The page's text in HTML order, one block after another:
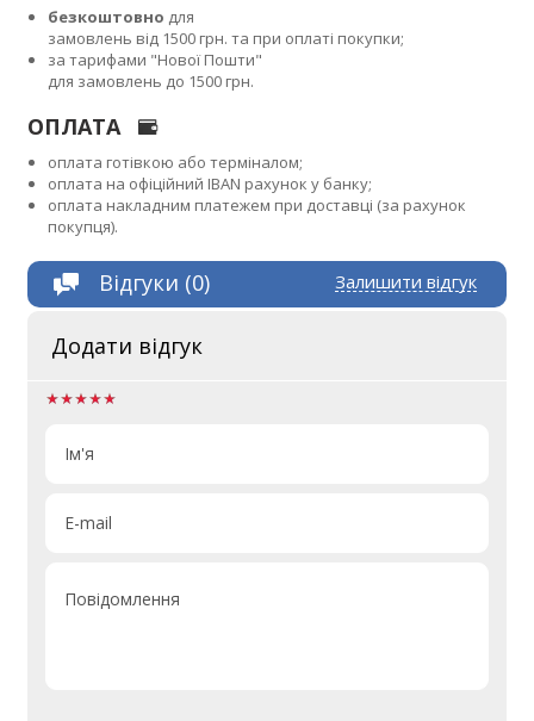
безкоштовно для
замовлень від 1500 грн. та при оплаті покупки;
за тарифами "Нової Пошти"
для замовлень до 1500 грн.
ОПЛАТА
оплата готівкою або терміналом;
оплата на офіційний IBAN рахунок у банку;
оплата накладним платежем при доставці (за рахунок
покупця).
Залишити відгук
Відгуки (0)
Додати відгук
Ім'я
E-mail
Повідомлення